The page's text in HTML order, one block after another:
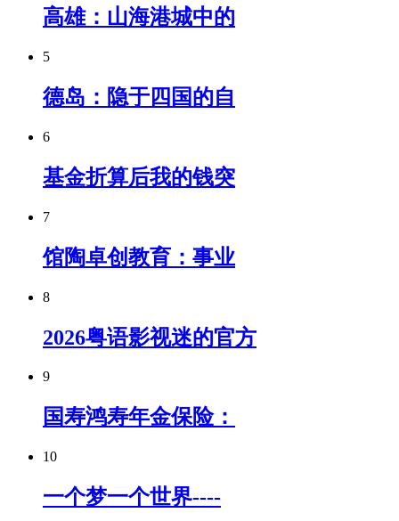
高雄：山海港城中的
5
德岛：隐于四国的自
6
基金折算后我的钱突
7
馆陶卓创教育：事业
8
2026粤语影视迷的官方
9
国寿鸿寿年金保险：
10
一个梦一个世界----